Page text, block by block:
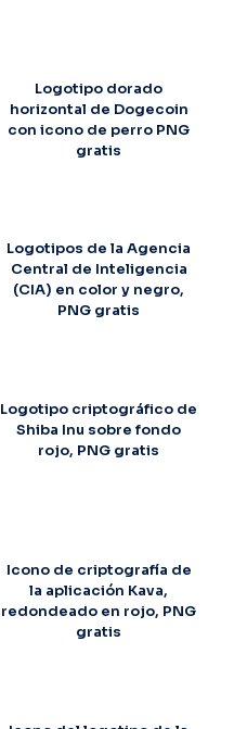
Logotipo dorado
horizontal de Dogecoin
con icono de perro PNG
gratis
Logotipos de la Agencia
Central de Inteligencia
(CIA) en color y negro,
PNG gratis
Logotipo criptográfico de
Shiba Inu sobre fondo
rojo, PNG gratis
Icono de criptografía de
la aplicación Kava,
redondeado en rojo, PNG
gratis